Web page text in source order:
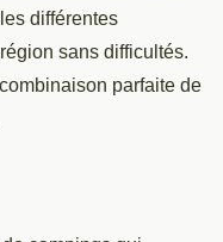
différentes
sans difficultés.
parfaite de